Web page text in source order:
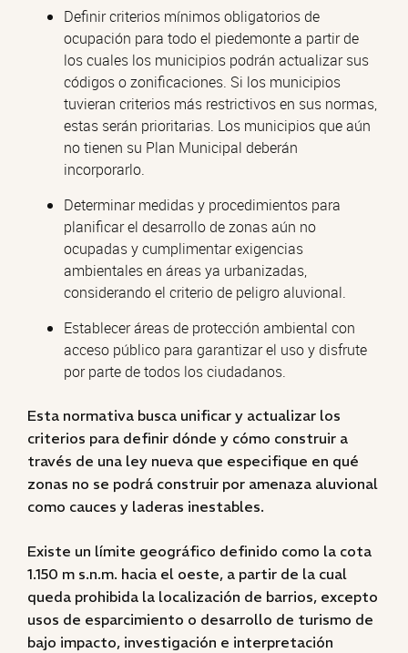
Definir criterios mínimos obligatorios de
ocupación para todo el piedemonte a partir de
los cuales los municipios podrán actualizar sus
códigos o zonificaciones. Si los municipios
tuvieran criterios más restrictivos en sus normas,
estas serán prioritarias. Los municipios que aún
no tienen su Plan Municipal deberán
incorporarlo.
Determinar medidas y procedimientos para
planificar el desarrollo de zonas aún no
ocupadas y cumplimentar exigencias
ambientales en áreas ya urbanizadas,
considerando el criterio de peligro aluvional.
Establecer áreas de protección ambiental con
acceso público para garantizar el uso y disfrute
por parte de todos los ciudadanos.
Esta normativa busca unificar y actualizar los
criterios para definir dónde y cómo construir a
través de una ley nueva que especifique en qué
zonas no se podrá construir por amenaza aluvional
como cauces y laderas inestables.
Existe un límite geográfico definido como la cota
1.150 m s.n.m. hacia el oeste, a partir de la cual
queda prohibida la localización de barrios, excepto
usos de esparcimiento o desarrollo de turismo de
bajo impacto, investigación e interpretación